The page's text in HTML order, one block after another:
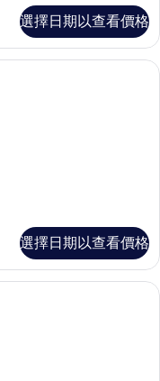
選擇日期以查看價格
房 | 書桌、免費搖籃/嬰兒床
選擇日期以查看價格
費搖籃/嬰兒床、免費無線上